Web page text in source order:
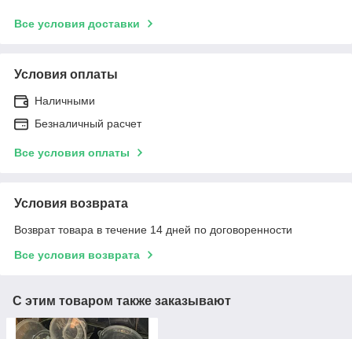
Все условия доставки
Условия оплаты
Наличными
Безналичный расчет
Все условия оплаты
Условия возврата
Возврат товара в течение 14 дней по договоренности
Все условия возврата
С этим товаром также заказывают